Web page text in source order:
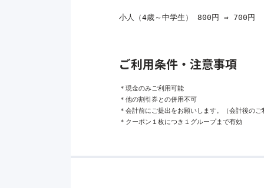
小人（4歳～中学生） 800円 ⇒ 700円
ご利用条件・注意事項
＊現金のみご利用可能
＊他の割引券との併用不可
＊会計前にご提出をお願いします。（会計後の
＊クーポン１枚につき１グループまで有効